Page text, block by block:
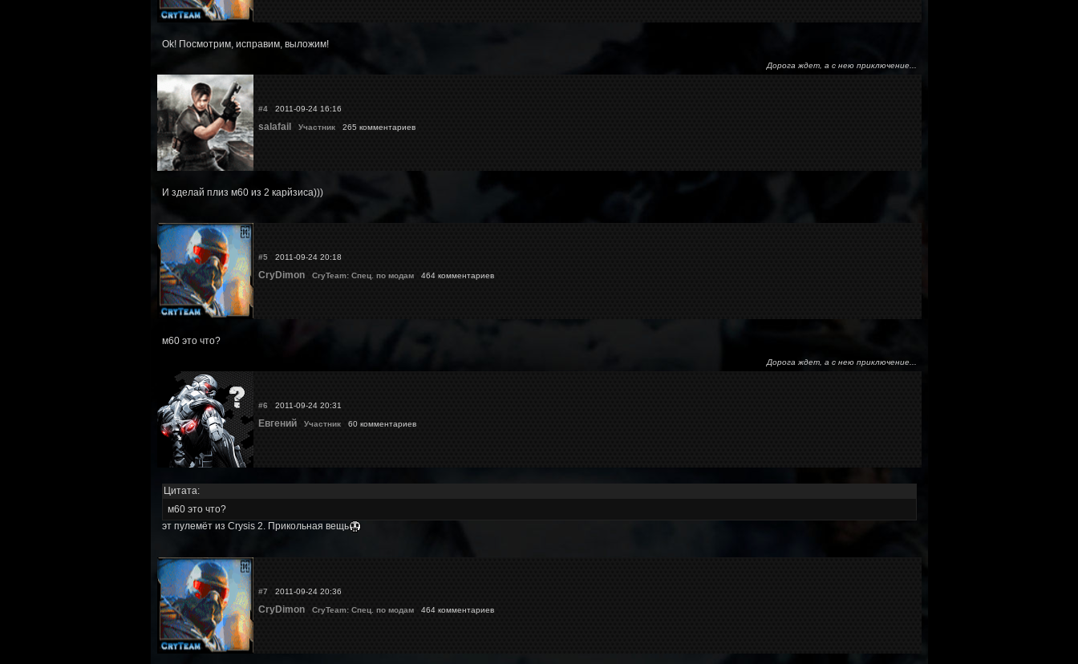
Ok! Посмотрим, исправим, выложим!
Дорога ждет, а с нею приключение...
#42011-09-24 16:16
salafail Участник265 комментариев
И зделай плиз м60 из 2 карйзиса)))
#52011-09-24 20:18
CryDimon CryTeam: Спец. по модам464 комментариев
м60 это что?
Дорога ждет, а с нею приключение...
#6 2011-09-24 20:31
Евгений Участник60 комментариев
Цитата:
м60 это что?
эт пулемёт из Crysis 2. Прикольная вещь
#7 2011-09-24 20:36
CryDimon CryTeam: Спец. по модам464 комментариев